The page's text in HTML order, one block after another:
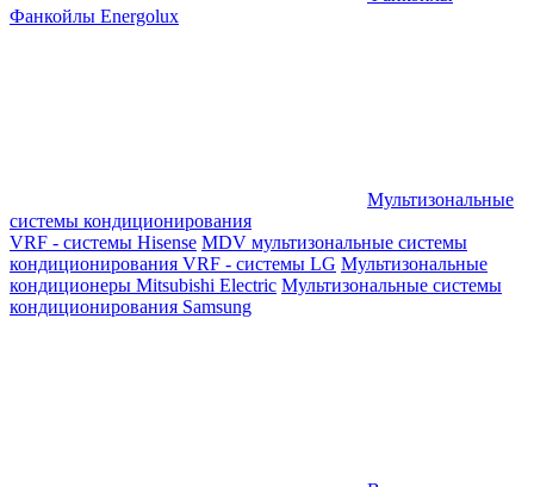
Фанкойлы Energolux
Мультизональные
системы кондиционирования
VRF - системы Hisense MDV мультизональные системы
кондиционирования VRF - системы LG Мультизональные
кондиционеры Mitsubishi Electric Мультизональные системы
кондиционирования Samsung